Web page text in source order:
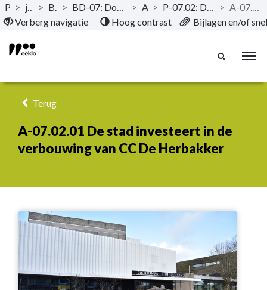
Naar hoofdinhoud
Publicaties> jaarrekening 2022 > Beleidsdoelstelling > BD-07: Door het inzetten van kwaliteitsvolle vrijetijdsvoorzieningen en creaties versterken we de identiteit van Eeklo > Actieplannen> P-07.02: De ABC-site is het fysieke en inhoudelijke knooppunt van cultuur en kunstbeleving in het Meetjesland >
A-07.02.01 De stad investeert in de verbouwing van CC De Herbakker
Verberg navigatie
Hoog contrast Bijlagen en/of
Terug
A-07.02.01 De stad investeert in de
verbouwing van CC De Herbakker